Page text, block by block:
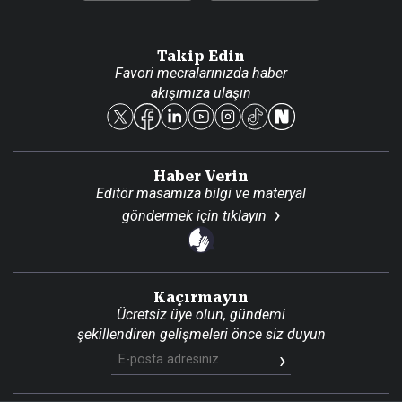
Reklam Ver
Takip Edin
Favori mecralarınızda haber
akışımıza ulaşın
Haber Verin
Editör masamıza bilgi ve materyal
göndermek için tıklayın
Kaçırmayın
Ücretsiz üye olun, gündemi
şekillendiren gelişmeleri önce siz duyun